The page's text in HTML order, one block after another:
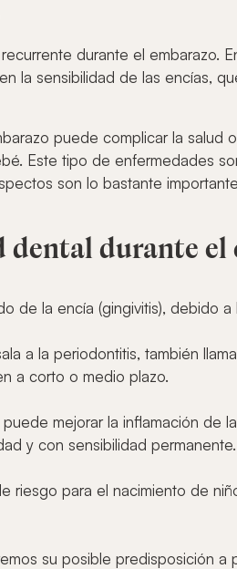
durante el embarazo.
la sensibilidad de las encías,
puede complicar la salud
Este tipo de enfermedades
son lo bastante
dental durante el
de la encía (gingivitis), debido a
a la periodontitis, también
a corto o medio plazo.
mejorar la inflamación de
y con sensibilidad permanente.
para el nacimiento de
su posible predisposición